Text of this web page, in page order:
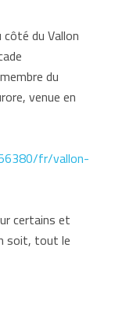
du Vallon
du
venue en
fr/vallon-
certains et
soit, tout le